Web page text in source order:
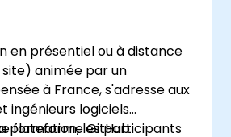
en présentiel ou à distance
site) animée par un
à France, s'adresse aux
ingénieurs logiciels
plateforme GitHub
formation, les participants